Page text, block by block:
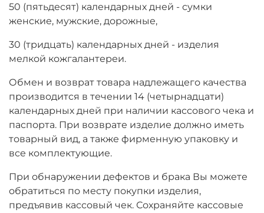
50 (пятьдесят) календарных дней - сумки
женские, мужские, дорожные,
30 (тридцать) календарных дней - изделия
мелкой кожгалантереи.
Обмен и возврат товара надлежащего качества
производится в течении 14 (четырнадцати)
календарных дней при наличии кассового чека и
паспорта. При возврате изделие должно иметь
товарный вид, а также фирменную упаковку и
все комплектующие.
При обнаружении дефектов и брака Вы можете
обратиться по месту покупки изделия,
предъявив кассовый чек. Сохраняйте кассовые